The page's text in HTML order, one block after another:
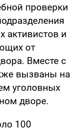
проверки
активистов и
от
Вместе с
вызваны на
уголовных
дворе.
100